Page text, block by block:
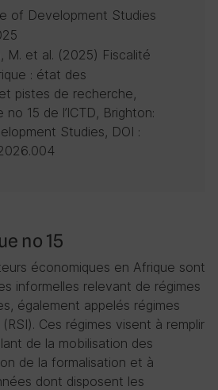
no 15
économiques en Afrique sont
informelles relevant de régimes
également appelés régimes
(RSI). Ces régimes visent à remplir
de la mobilisation des
de la formalisation et à
dont disposent les
of Development Studies
M. et al. (2025) Fiscalité
: état des
pistes de recherche,
no 15 de l’ICTD, Brighton:
Studies, DOI :